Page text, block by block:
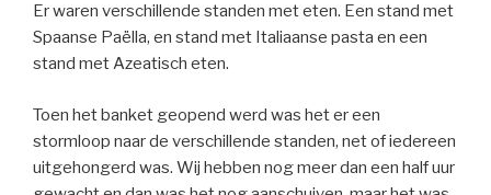
Er waren verschillende standen met eten. Een stand met
Spaanse Paëlla, en stand met Italiaanse pasta en een
stand met Azeatisch eten.
Toen het banket geopend werd was het er een
stormloop naar de verschillende standen, net of iedereen
uitgehongerd was. Wij hebben nog meer dan een half uur